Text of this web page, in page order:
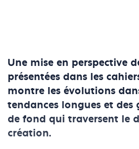
Une mise en perspective
présentées dans les
montre les évolutions
tendances longues et des
de fond qui traversent le
création.